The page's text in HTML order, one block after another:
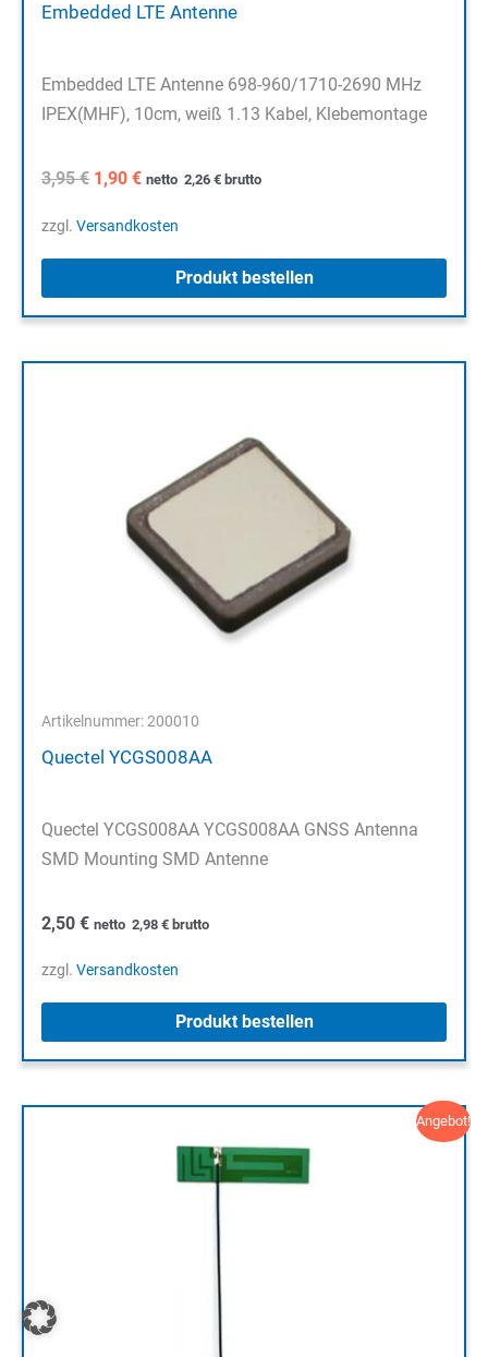
Embedded LTE Antenne
Embedded LTE Antenne 698-960/1710-2690 MHz
IPEX(MHF), 10cm, weiß 1.13 Kabel, Klebemontage
3,95€ Ursprünglicher
war:
1,90 €Aktueller
ist:
netto 2,26 € brutto
zzgl. Versandkosten
Produkt bestellen
Artikelnummer: 200010
Quectel YCGS008AA
Quectel YCGS008AA YCGS008AA GNSS Antenna
SMD Mounting SMD Antenne
2,50 € netto 2,98 € brutto
zzgl. Versandkosten
Produkt bestellen
Angebot!